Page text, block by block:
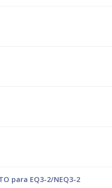
para EQ3-2/NEQ3-2